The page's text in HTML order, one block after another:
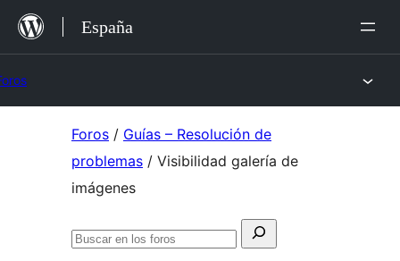
Saltar
España
Foros / Guías – Resolución de
problemas / Visibilidad galería de
imágenes
Buscar:
Buscar